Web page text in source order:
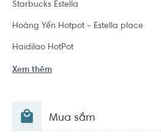
Starbucks Estella
Hoàng Yến Hotpot - Estella place
Haidilao HotPot
Xem thêm
Mua sắm